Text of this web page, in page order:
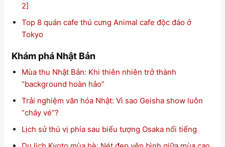
2]
Top 8 quán cafe thú cưng Animal cafe độc đáo ở
Tokyo
Khám phá Nhật Bản
Mùa thu Nhật Bản: Khi thiên nhiên trở thành
“background hoàn hảo”
Trải nghiệm văn hóa Nhật: Vì sao Geisha show luôn
“cháy vé”?
Lịch sử thú vị phía sau biểu tượng Osaka nổi tiếng